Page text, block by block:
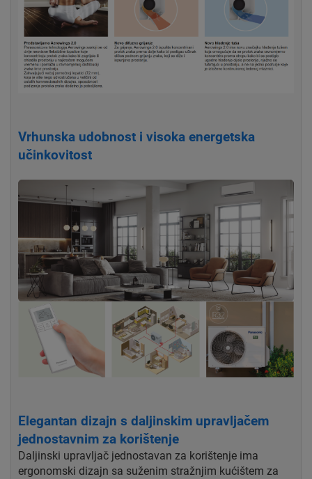
Vrhunska udobnost i visoka energetska
učinkovitost
Elegantan dizajn s daljinskim upravljačem
jednostavnim za korištenje
Daljinski upravljač jednostavan za korištenje ima
ergonomski dizajn sa suženim stražnjim kućištem za